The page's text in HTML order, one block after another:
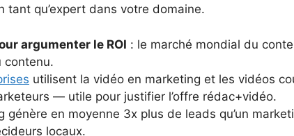
tant qu’expert dans votre domaine.
argumenter le ROI : le marché mondial du
contenu.
utilisent la vidéo en marketing et les vidéos
— utile pour justifier l’offre rédac+vidéo.
génère en moyenne 3x plus de leads qu’un
locaux.